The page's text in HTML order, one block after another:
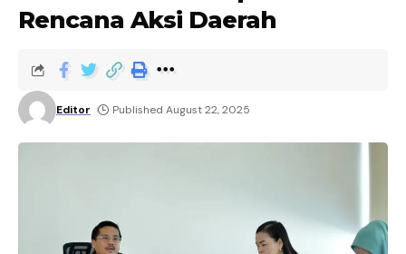
Rencana Aksi Daerah
Editor Published August 22, 2025